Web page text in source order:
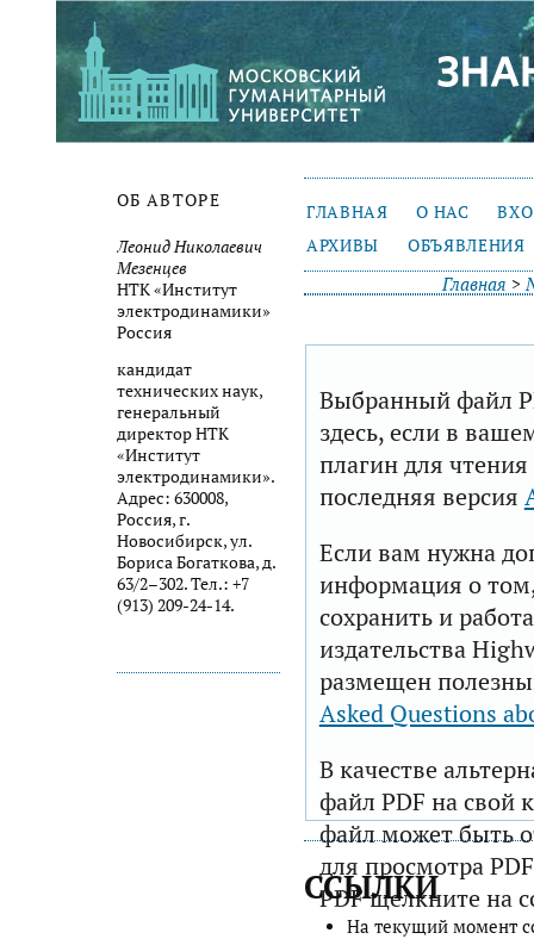
ОБ АВТОРЕ
Леонид Николаевич
Мезенцев
НТК «Институт
электродинамики»
Россия
кандидат
технических наук,
генеральный
директор НТК
«Институт
электродинамики».
Адрес: 630008,
Россия, г.
Новосибирск, ул.
Бориса Богаткова, д.
63/2–302. Тел.: +7
(913) 209-24-14.
ГЛАВНАЯ О НАС
АРХИВЫ
ОБЪЯВЛЕНИЯ
Главная >
Выбранный файл
здесь, если в
плагин для
последняя версия
Если вам нужна
информация о том,
сохранить и
издательства
размещен
Asked Questions
В качестве
файл PDF на свой
файл может быть
для просмотра
PDF щелкните на
ССЫЛКИ
На текущий момент